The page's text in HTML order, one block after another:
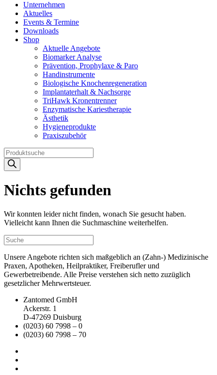
Unternehmen
Aktuelles
Events & Termine
Downloads
Shop
Aktuelle Angebote
Biomarker Analyse
Prävention, Prophylaxe & Paro
Handinstrumente
Biologische Knochenregeneration
Implantaterhalt & Nachsorge
TriHawk Kronentrenner
Enzymatische Kariestherapie
Ästhetik
Hygieneprodukte
Praxiszubehör
Products
search
Nichts gefunden
Wir konnten leider nicht finden, wonach Sie gesucht haben.
Vielleicht kann Ihnen die Suchmaschine weiterhelfen.
Unsere Angebote richten sich maßgeblich an (Zahn-) Medizinische
Praxen, Apotheken, Heilpraktiker, Freiberufler und
Gewerbetreibende. Alle Preise verstehen sich netto zuzüglich
gesetzlicher Mehrwertsteuer.
Zantomed GmbH
Ackerstr. 1
D-47269 Duisburg
(0203) 60 7998 – 0
(0203) 60 7998 – 70